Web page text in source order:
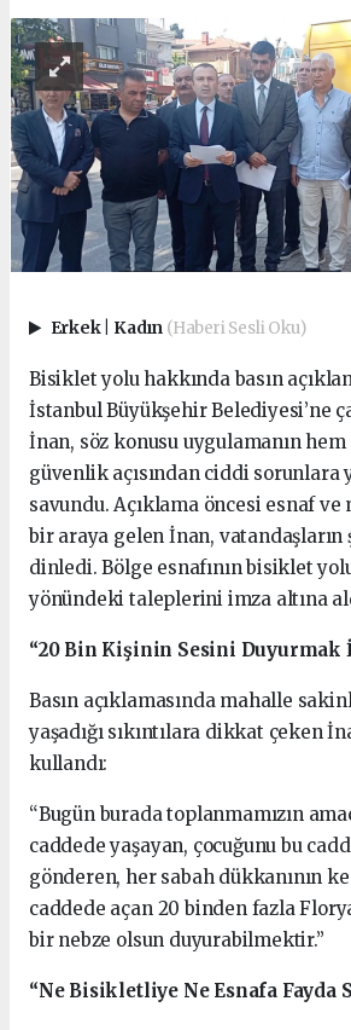
Erkek Kadın (Haberi Sesli Oku)
Bisiklet yolu hakkında basın
İstanbul Büyükşehir Belediyesi’ne
İnan, söz konusu uygulamanın
güvenlik açısından ciddi sorunlara
savundu. Açıklama öncesi esnaf
bir araya gelen İnan,
dinledi. Bölge esnafının bisiklet
yönündeki taleplerini imza altına
“20 Bin Kişinin Sesini Duyurmak
Basın açıklamasında mahalle
yaşadığı sıkıntılara dikkat çeken
kullandı:
“Bugün burada toplanmamızın
caddede yaşayan, çocuğunu bu
gönderen, her sabah dükkanının
caddede açan 20 binden fazla
bir nebze olsun duyurabilmektir.”
“Ne Bisikletliye Ne Esnafa Fayda